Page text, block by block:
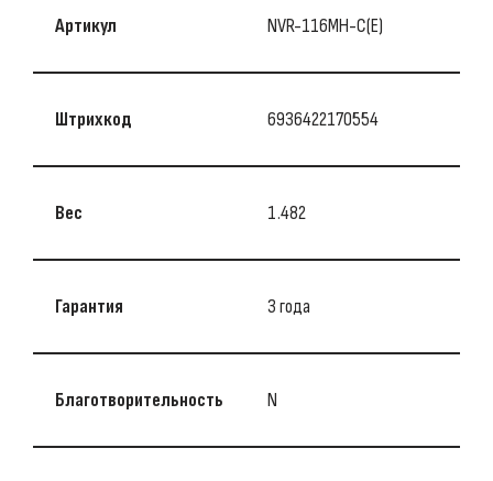
Артикул NVR-116MH-C(E)
Штрихкод 6936422170554
Вес 1.482
Гарантия 3 года
Благотворительность N